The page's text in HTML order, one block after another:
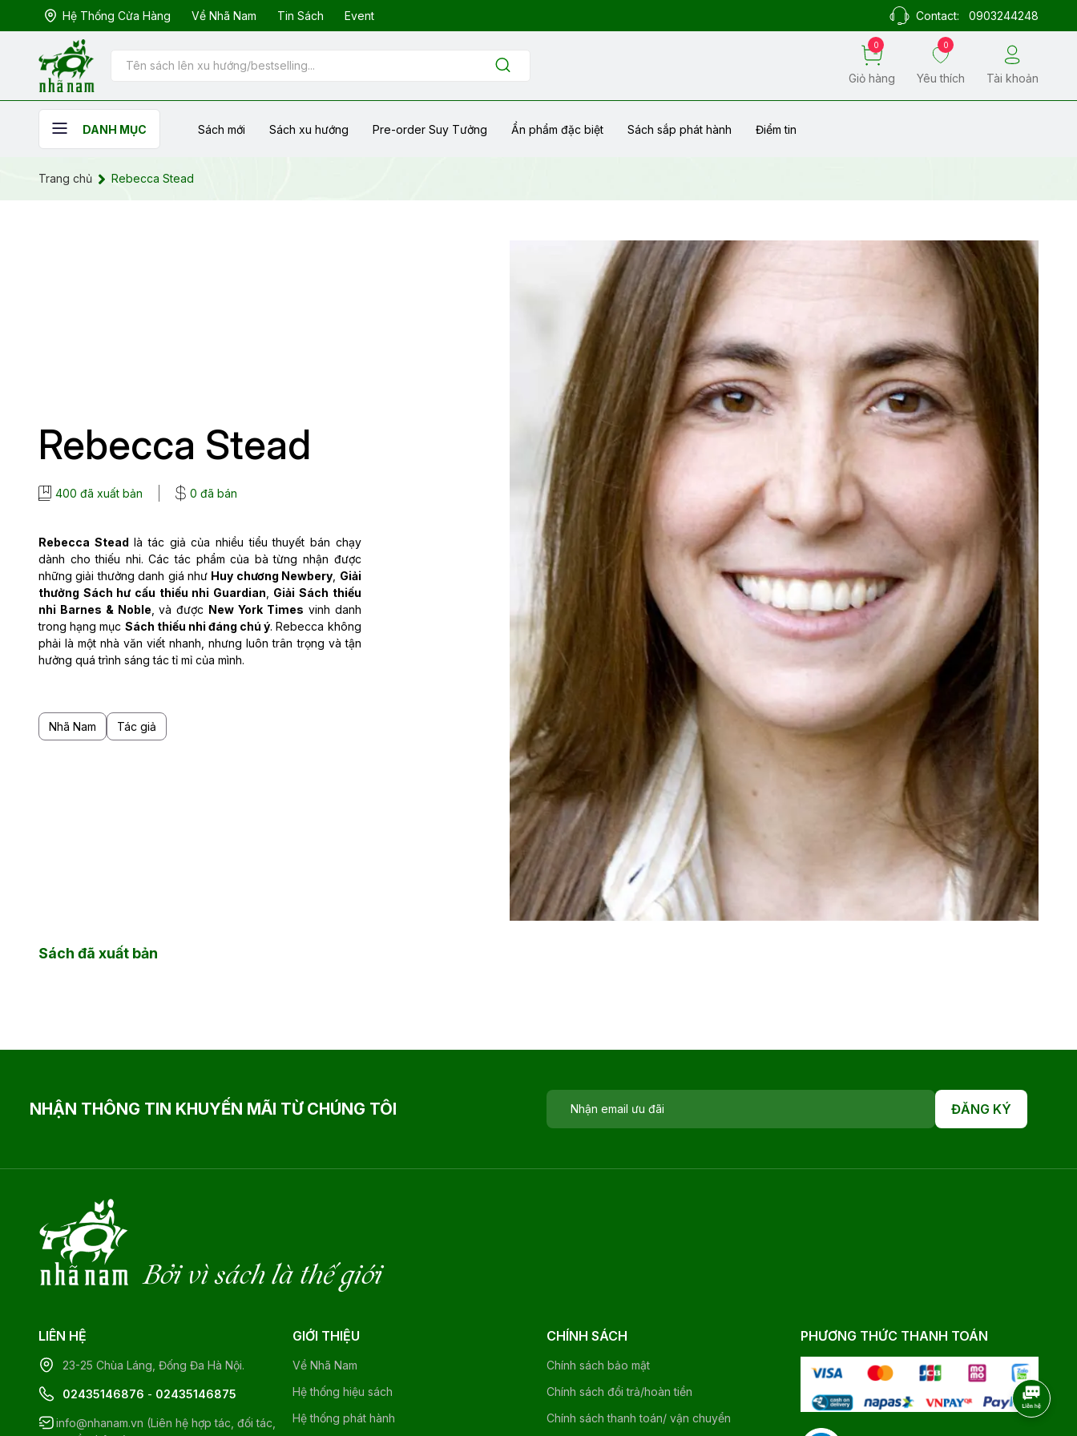
Hệ Thống Cửa Hàng Về Nhã Nam Tin Sách Event Contact: 0903244248
0
Giỏ hàng
0
Yêu thích Tài khoản
DANH MỤC Sách mới Sách xu hướng Pre-order Suy Tưởng Ẩn phẩm đặc biệt Sách sắp phát hành Điểm tin
Trang chủ Rebecca Stead
Rebecca Stead
400 đã xuất bản 0 đã bán
Rebecca Stead là tác giả của nhiều tiểu thuyết bán chạy
dành cho thiếu nhi. Các tác phẩm của bà từng nhận được
những giải thưởng danh giá như Huy chương Newbery Giải
thưởng Sách hư cấu thiếu nhi Guardian
Giải Sách thiếu
nhi Barnes & Noble , và được New York Times vinh danh
trong hạng mục Sách thiếu nhi đáng chú ý. Rebecca không
phải là một nhà văn viết nhanh, nhưng luôn trân trọng và tận
hưởng quá trình sáng tác tỉ mỉ của mình.
Nhã Nam Tác giả
Sách đã xuất bản
NHẬN THÔNG TIN KHUYẾN MÃI TỪ CHÚNG TÔI ĐĂNG KÝ
Bởi vì sách là thế giới
LIÊN HỆ
23-25 Chùa Láng, Đống Đa Hà Nội.
02435146876 - 02435146875
info@nhanam.vn (Liên hệ hợp tác, đối tác,
GIỚI THIỆU
Về Nhã Nam
Hệ thống hiệu sách
Hệ thống phát hành
CHÍNH SÁCH
Chính sách bảo mật
Chính sách đổi trả/hoàn tiền
Chính sách thanh toán/ vận chuyển
PHƯƠNG THỨC THANH TOÁN